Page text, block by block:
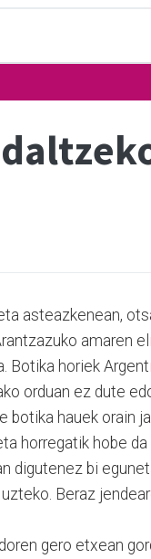
asteazkenean,
amaren
Botika horiek
orduan ez dute
botika hauek orain
horregatik hobe
digutenez bi
Beraz
gero etxean